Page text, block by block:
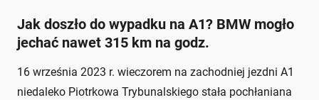
Jak doszło do wypadku na A1? BMW mogło
jechać nawet 315 km na godz.
16 września 2023 r. wieczorem na zachodniej jezdni A1
niedaleko Piotrkowa Trybunalskiego stała pochłaniana